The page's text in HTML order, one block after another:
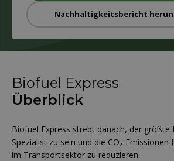
Nachhaltigkeitsbericht
Biofuel Express
Überblick
Biofuel Express strebt danach, der
Spezialist zu sein und die CO₂-Emissionen
im Transportsektor zu reduzieren.